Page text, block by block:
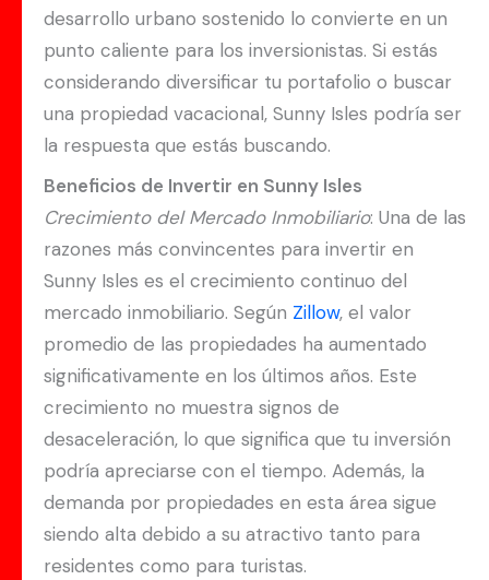
desarrollo urbano sostenido lo convierte en un
punto caliente para los inversionistas. Si estás
considerando diversificar tu portafolio o buscar
una propiedad vacacional, Sunny Isles podría ser
la respuesta que estás buscando.
Beneficios de Invertir en Sunny Isles
Crecimiento del Mercado Inmobiliario: Una de las
razones más convincentes para invertir en
Sunny Isles es el crecimiento continuo del
mercado inmobiliario. Según Zillow, el valor
promedio de las propiedades ha aumentado
significativamente en los últimos años. Este
crecimiento no muestra signos de
desaceleración, lo que significa que tu inversión
podría apreciarse con el tiempo. Además, la
demanda por propiedades en esta área sigue
siendo alta debido a su atractivo tanto para
residentes como para turistas.